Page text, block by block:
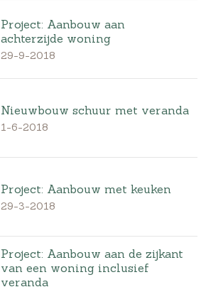
Project: Aanbouw aan
achterzijde woning
29-9-2018
Nieuwbouw schuur met veranda
1-6-2018
Project: Aanbouw met keuken
29-3-2018
Project: Aanbouw aan de zijkant
van een woning inclusief
veranda